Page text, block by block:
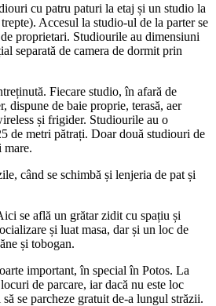
cu patru paturi la etaj și un studio la
Accesul la studio-ul de la parter se
proprietari. Studiourile au dimensiuni
separată de camera de dormit prin
Fiecare studio, în afară de
dispune de baie proprie, terasă, aer
și frigider. Studiourile au o
de metri pătrați. Doar două studiouri de
mare.
când se schimbă și lenjeria de pat și
se află un grătar zidit cu spațiu și
și luat masa, dar și un loc de
și tobogan.
important, în special în Potos. La
de parcare, iar dacă nu este loc
se parcheze gratuit de-a lungul străzii.